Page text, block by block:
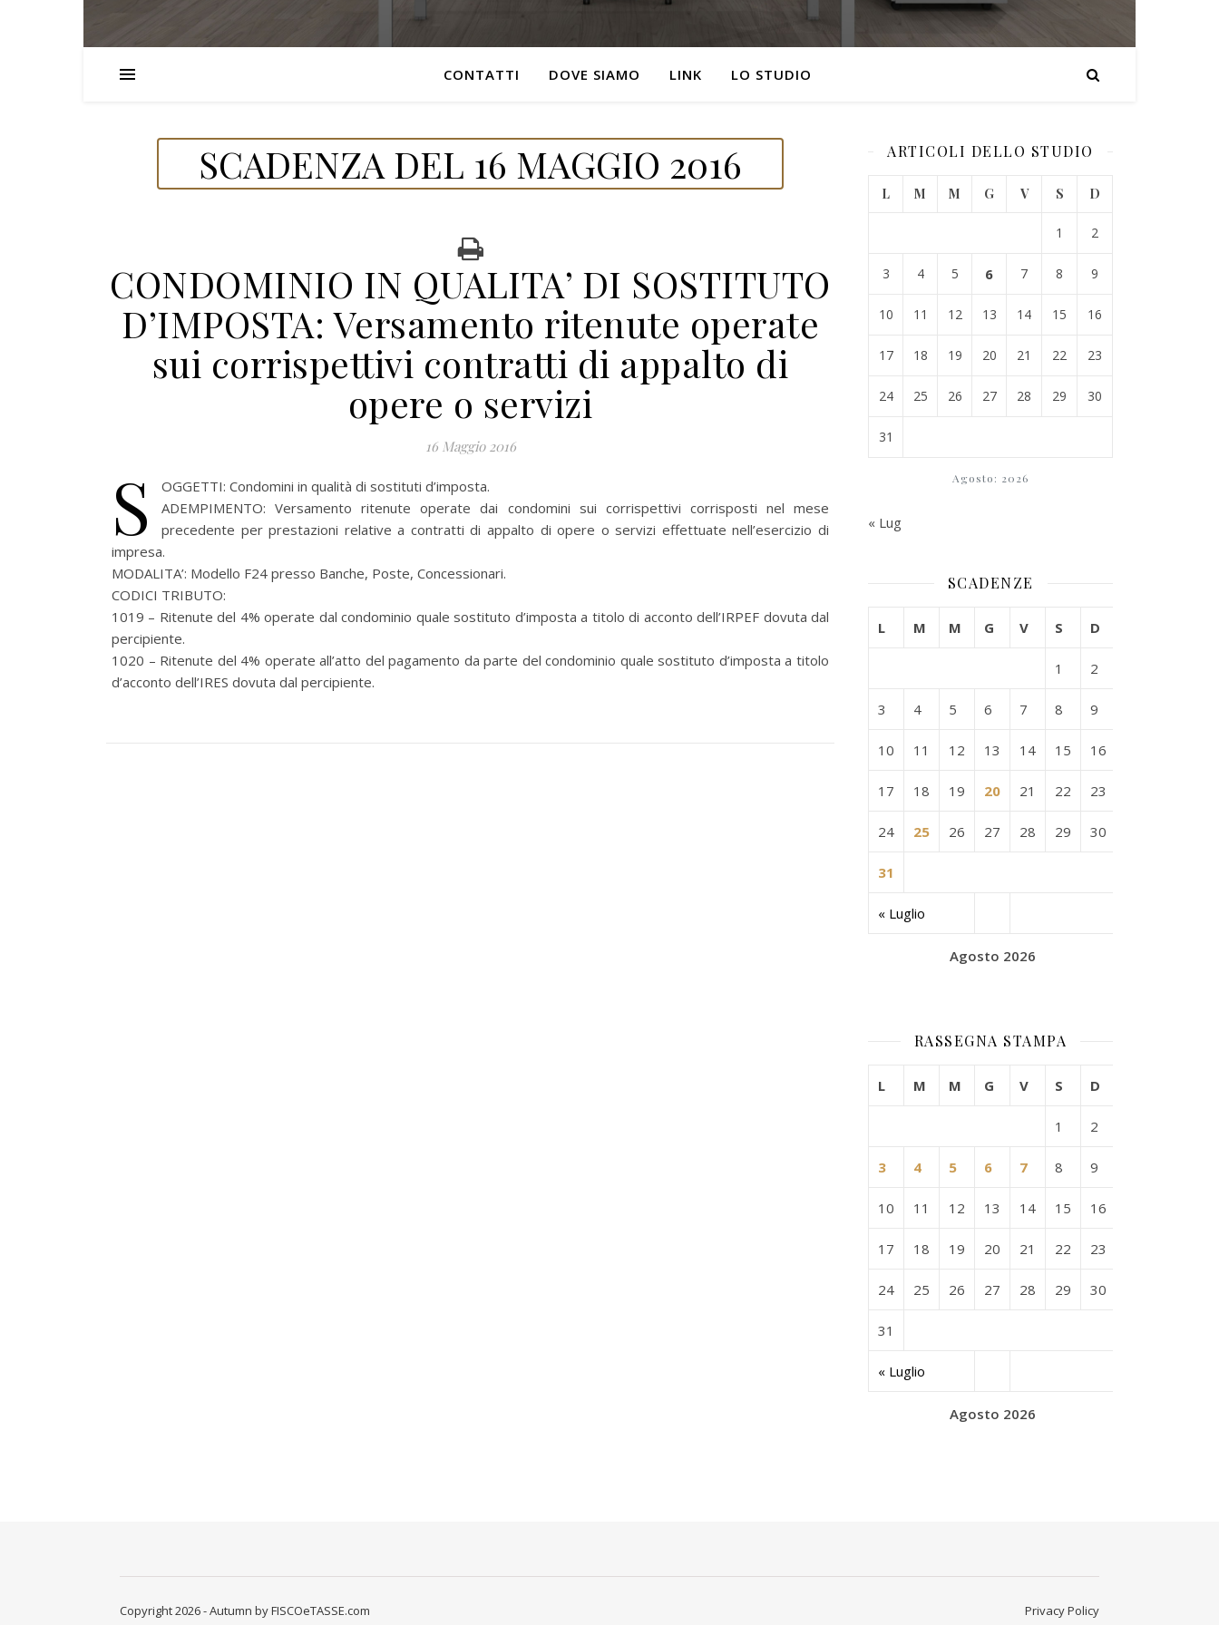
CONTATTI DOVE SIAMO LINK LO STUDIO
SCADENZA DEL 16 MAGGIO 2016
CONDOMINIO IN QUALITA’ DI SOSTITUTO
D’IMPOSTA: Versamento ritenute operate
sui corrispettivi contratti di appalto di
opere o servizi
16 Maggio 2016
S
OGGETTI: Condomini in qualità di sostituti d’imposta.
ADEMPIMENTO: Versamento ritenute operate dai condomini sui corrispettivi corrisposti nel mese
precedente per prestazioni relative a contratti di appalto di opere o servizi effettuate nell’esercizio di
impresa.
MODALITA’: Modello F24 presso Banche, Poste, Concessionari.
CODICI TRIBUTO:
1019 – Ritenute del 4% operate dal condominio quale sostituto d’imposta a titolo di acconto dell’IRPEF dovuta dal
percipiente.
1020 – Ritenute del 4% operate all’atto del pagamento da parte del condominio quale sostituto d’imposta a titolo
d’acconto dell’IRES dovuta dal percipiente.
ARTICOLI DELLO STUDIO
Agosto: 2026
L M M G V S D
1 2
3 4 5 6 7 8 9
10 11 12 13 14 15 16
17 18 19 20 21 22 23
24 25 26 27 28 29 30
31
« Lug
SCADENZE
Agosto 2026
L M M G V S D
« Luglio
1 2
3 4 5 6 7 8 9
10 11 12 13 14 15 16
17 18 19 20 21 22 23
24 25 26 27 28 29 30
31
RASSEGNA STAMPA
Agosto 2026
L M M G V S D
« Luglio
1 2
3 4 5 6 7 8 9
10 11 12 13 14 15 16
17 18 19 20 21 22 23
24 25 26 27 28 29 30
31
Privacy Policy
Copyright 2026 - Autumn by FISCOeTASSE.com